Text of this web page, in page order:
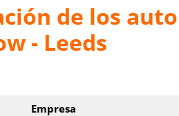
de los
- Leeds
Empresa